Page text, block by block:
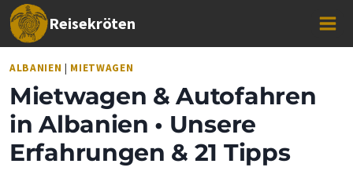
Zum
Inhalt
springen
Reisekröten
ALBANIEN | MIETWAGEN
Mietwagen & Autofahren
in Albanien • Unsere
Erfahrungen & 21 Tipps